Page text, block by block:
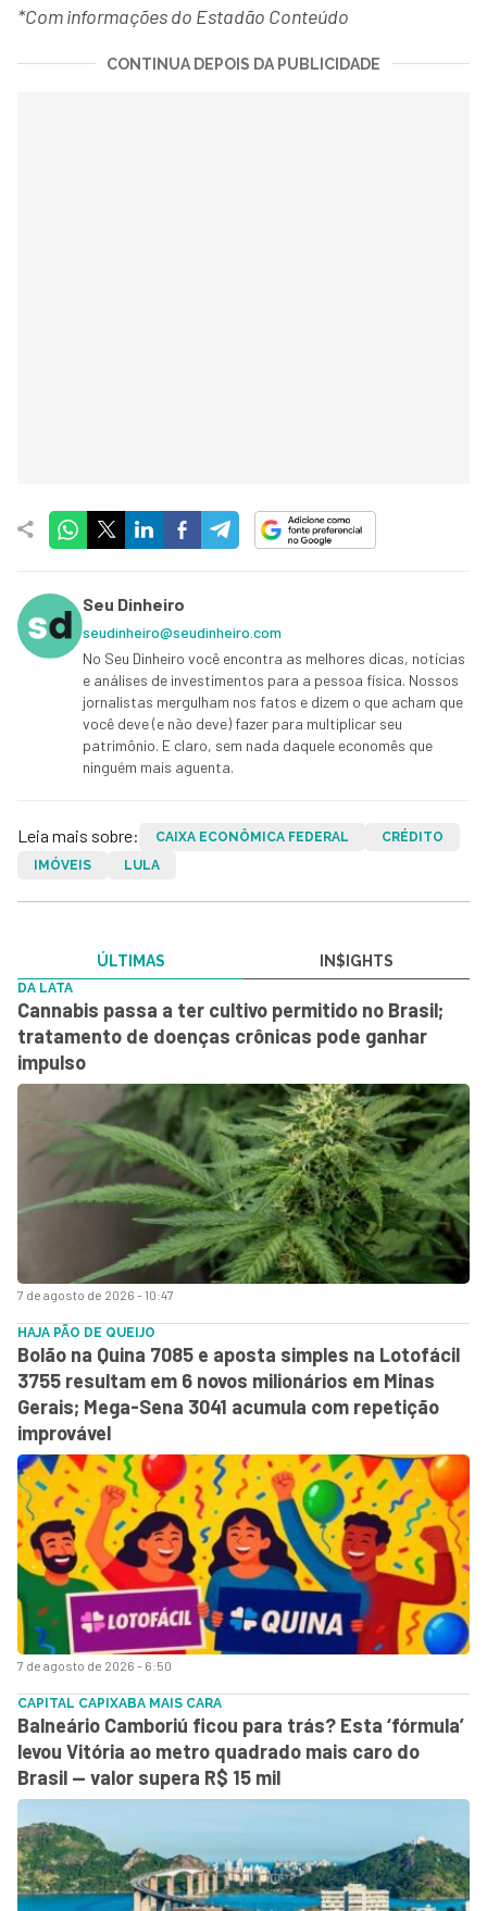
*Com informações do Estadão Conteúdo
CONTINUA DEPOIS DA PUBLICIDADE
Seu Dinheiro
seudinheiro@seudinheiro.com
No Seu Dinheiro você encontra as melhores dicas, notícias
e análises de investimentos para a pessoa física. Nossos
jornalistas mergulham nos fatos e dizem o que acham que
você deve (e não deve) fazer para multiplicar seu
patrimônio. E claro, sem nada daquele economês que
ninguém mais aguenta.
Leia mais sobre: CAIXA ECONÔMICA FEDERAL
CRÉDITO
IMÓVEIS
LULA
ÚLTIMAS IN$IGHTS
7 de agosto de 2026 - 10:47
DA LATA
Cannabis passa a ter cultivo permitido no Brasil;
tratamento de doenças crônicas pode ganhar
impulso
7 de agosto de 2026 - 6:50
HAJA PÃO DE QUEIJO
Bolão na Quina 7085 e aposta simples na Lotofácil
3755 resultam em 6 novos milionários em Minas
Gerais; Mega-Sena 3041 acumula com repetição
improvável
CAPITAL CAPIXABA MAIS CARA
Balneário Camboriú ficou para trás? Esta ‘fórmula’
levou Vitória ao metro quadrado mais caro do
Brasil — valor supera R$ 15 mil